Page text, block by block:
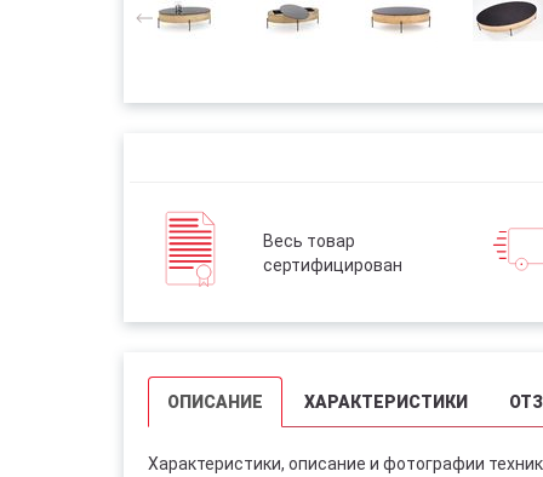
Весь товар
сертифицирован
ОПИСАНИЕ ХАРАКТЕРИСТИКИ
Характеристики, описание и фотографии